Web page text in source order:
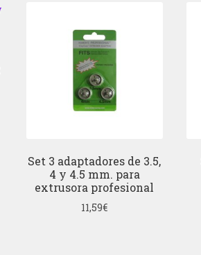
Set 3 adaptadores de 3.5,
4 y 4.5 mm. para
extrusora profesional
11,59€